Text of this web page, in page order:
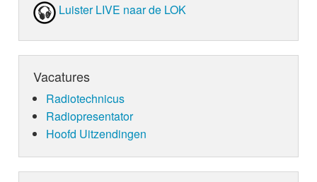
Luister LIVE naar de LOK
Vacatures
Radiotechnicus
Radiopresentator
Hoofd Uitzendingen